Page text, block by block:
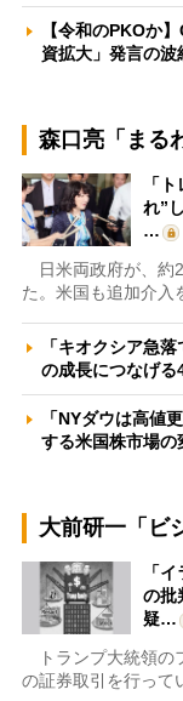
【令和のPKOか
資拡大」発言の
森口亮「まる
「
れ”
…
日米両政府が、約
た。米国も追加介
「キオクシア急
の成長につなげ
「NYダウは高値
する米国株市場
大前研一「ビ
「
の批
疑…
トランプ大統領の
の証券取引を行っ